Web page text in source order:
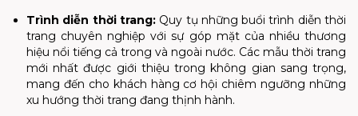
Trình diễn thời trang: Quy tụ những buổi trình diễn thời
trang chuyên nghiệp với sự góp mặt của nhiều thương
hiệu nổi tiếng cả trong và ngoài nước. Các mẫu thời trang
mới nhất được giới thiệu trong không gian sang trọng,
mang đến cho khách hàng cơ hội chiêm ngưỡng những
xu hướng thời trang đang thịnh hành.